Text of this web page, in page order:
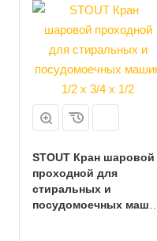
STOUT Кран шаровой
проходной для
стиральных и
посудомоечных машин